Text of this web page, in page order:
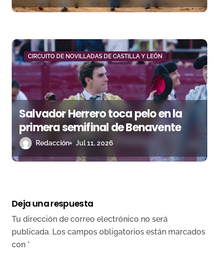
CIRCUITO DE NOVILLADAS DE CASTILLA Y LEÓN
Salvador Herrero toca pelo en la
primera semifinal de Benavente
Redacción Jul 11, 2026
Deja una respuesta
Tu dirección de correo electrónico no será
publicada. Los campos obligatorios están marcados
con *